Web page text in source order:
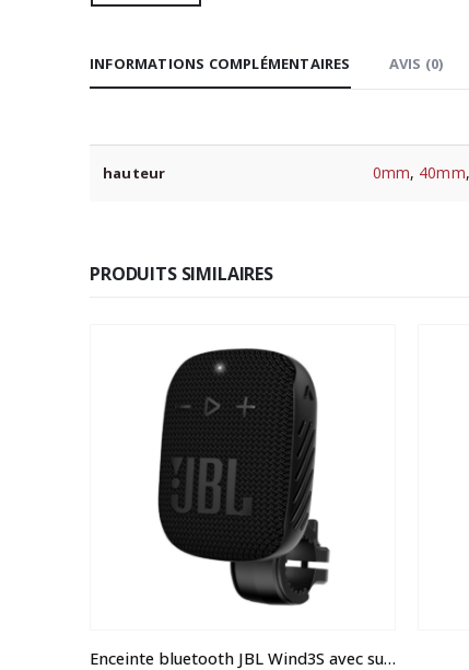
INFORMATIONS COMPLÉMENTAIRES AVIS (0)
hauteur 0mm, 40mm,
PRODUITS SIMILAIRES
Enceinte bluetooth JBL Wind3S avec support guidon